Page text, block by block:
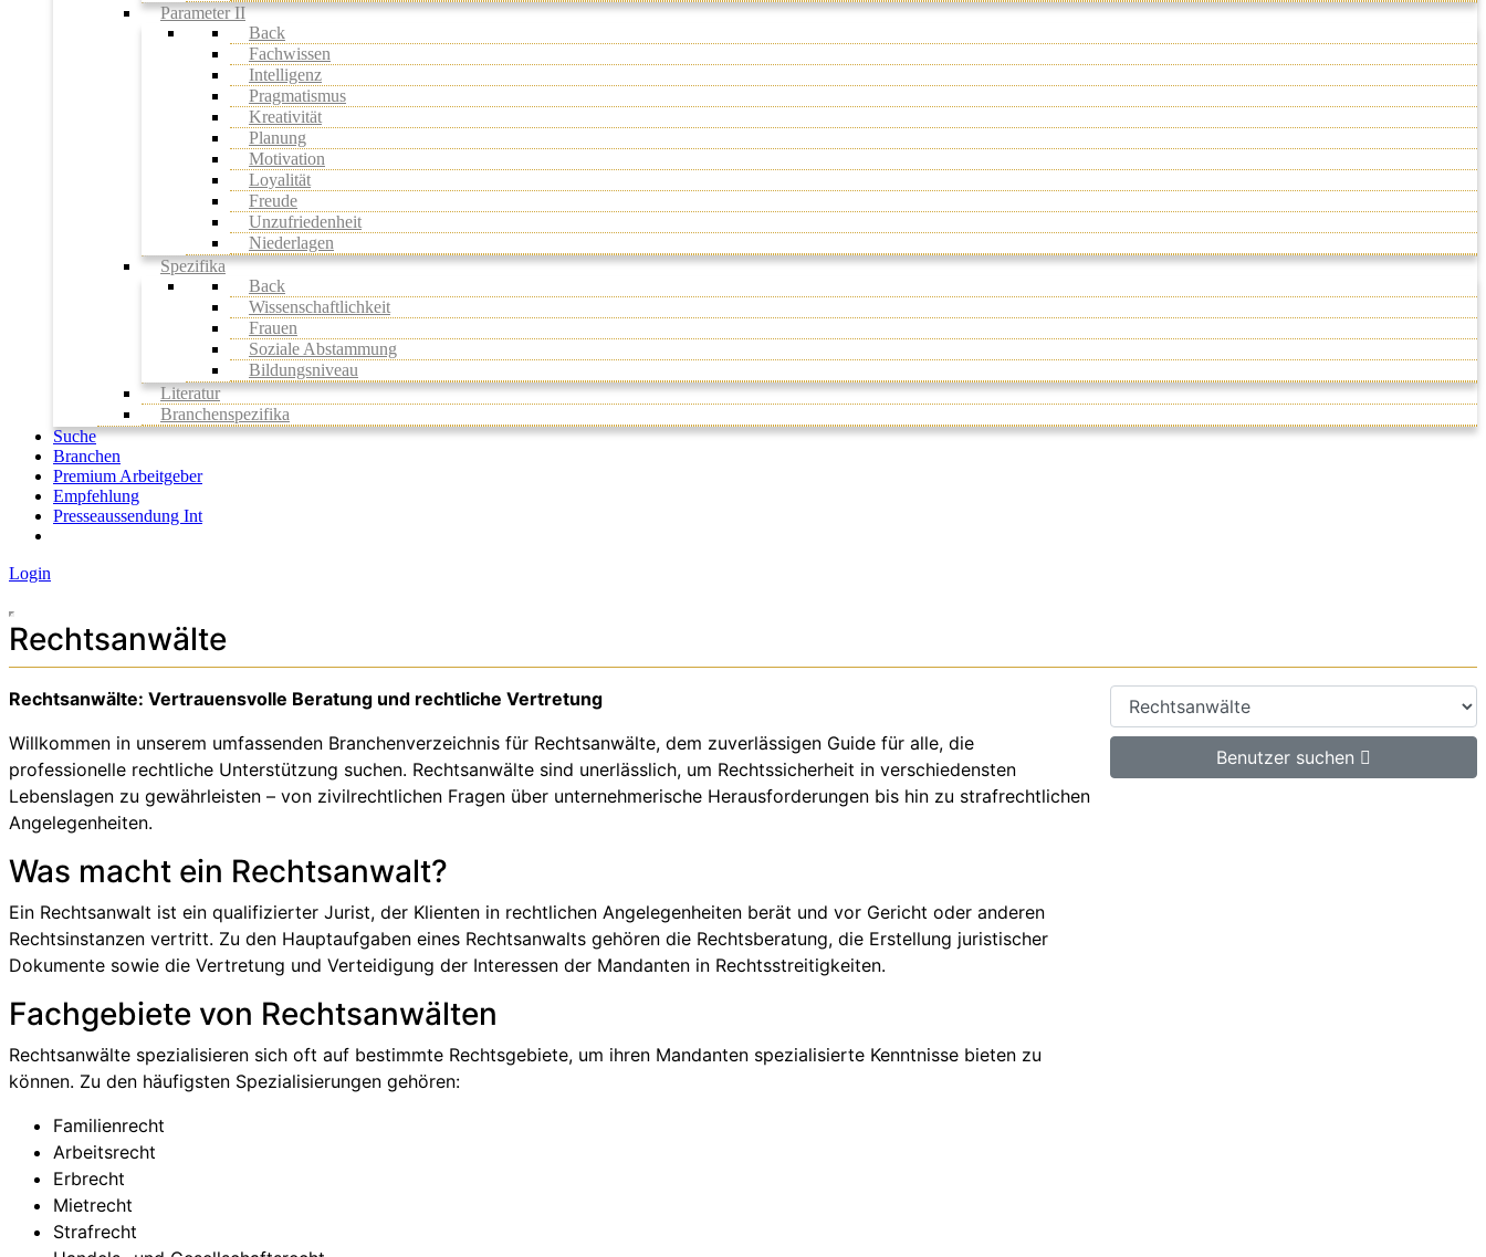
Parameter II
Back
Fachwissen
Intelligenz
Pragmatismus
Kreativität
Planung
Motivation
Loyalität
Freude
Unzufriedenheit
Niederlagen
Spezifika
Back
Wissenschaftlichkeit
Frauen
Soziale Abstammung
Bildungsniveau
Literatur
Branchenspezifika
Suche
Branchen
Premium Arbeitgeber
Empfehlung
Presseaussendung Int
Login
Rechtsanwälte
Rechtsanwälte: Vertrauensvolle Beratung und rechtliche Vertretung
Willkommen in unserem umfassenden Branchenverzeichnis für Rechtsanwälte, dem zuverlässigen Guide für alle, die
professionelle rechtliche Unterstützung suchen. Rechtsanwälte sind unerlässlich, um Rechtssicherheit in verschiedensten
Lebenslagen zu gewährleisten – von zivilrechtlichen Fragen über unternehmerische Herausforderungen bis hin zu strafrechtlichen
Angelegenheiten.
Was macht ein Rechtsanwalt?
Ein Rechtsanwalt ist ein qualifizierter Jurist, der Klienten in rechtlichen Angelegenheiten berät und vor Gericht oder anderen
Rechtsinstanzen vertritt. Zu den Hauptaufgaben eines Rechtsanwalts gehören die Rechtsberatung, die Erstellung juristischer
Dokumente sowie die Vertretung und Verteidigung der Interessen der Mandanten in Rechtsstreitigkeiten.
Fachgebiete von Rechtsanwälten
Rechtsanwälte spezialisieren sich oft auf bestimmte Rechtsgebiete, um ihren Mandanten spezialisierte Kenntnisse bieten zu
können. Zu den häufigsten Spezialisierungen gehören:
Familienrecht
Arbeitsrecht
Erbrecht
Mietrecht
Strafrecht
Benutzer suchen